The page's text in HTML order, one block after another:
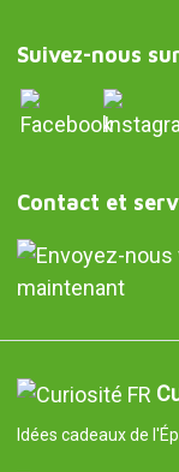
Suivez-nous sur
Contact et
maintenant
Idées cadeaux de